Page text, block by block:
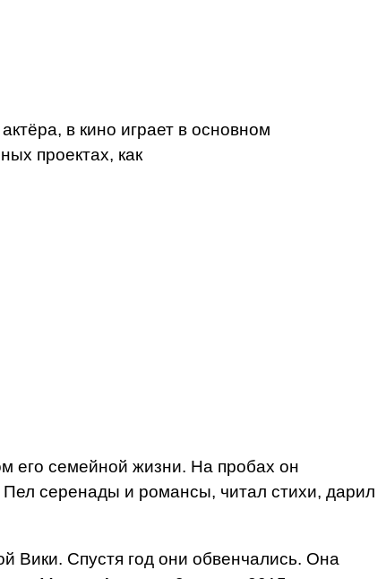
в кино играет в основном
проектах, как
его семейной жизни. На пробах он
серенады и романсы, читал стихи, дарил
Вики. Спустя год они обвенчались. Она